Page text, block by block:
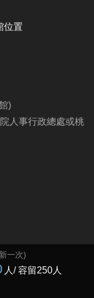
位置
)
人事行政總處或桃